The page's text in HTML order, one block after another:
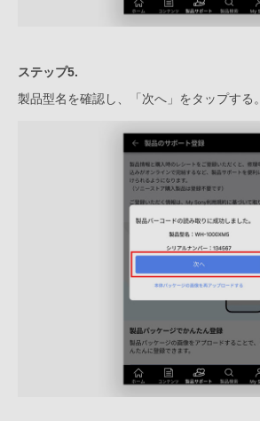
ステップ5.
製品型名を確認し、「次へ」をタップする。